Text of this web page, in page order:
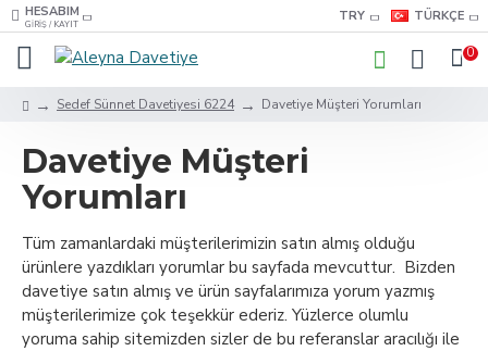
HESABIM
GIRIŞ / KAYIT
TRY TÜRKÇE
0
Sedef Sünnet Davetiyesi 6224 Davetiye Müşteri Yorumları
Davetiye Müşteri
Yorumları
Tüm zamanlardaki müşterilerimizin satın almış olduğu
ürünlere yazdıkları yorumlar bu sayfada mevcuttur. Bizden
davetiye satın almış ve ürün sayfalarımıza yorum yazmış
müşterilerimize çok teşekkür ederiz. Yüzlerce olumlu
yoruma sahip sitemizden sizler de bu referanslar aracılığı ile